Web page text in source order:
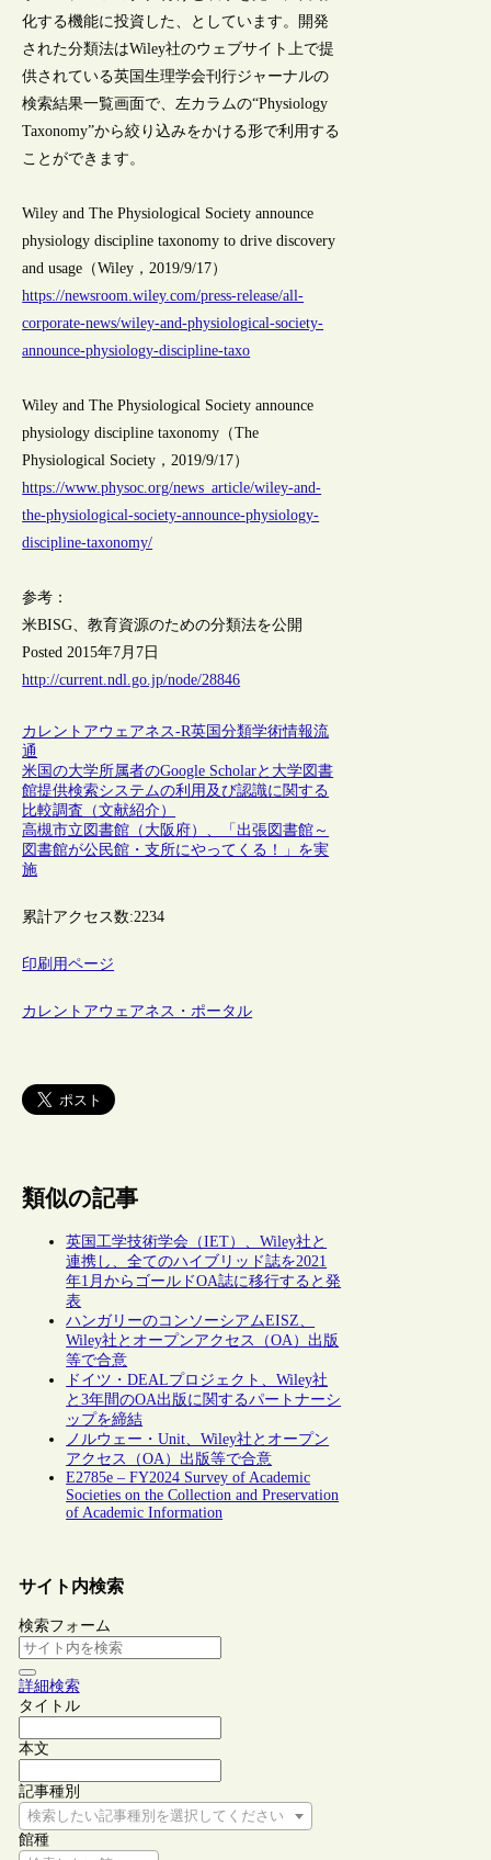
化する機能に投資した、としています。開発
された分類法はWiley社のウェブサイト上で提
供されている英国生理学会刊行ジャーナルの
検索結果一覧画面で、左カラムの“Physiology
Taxonomy”から絞り込みをかける形で利用する
ことができます。
Wiley and The Physiological Society announce
physiology discipline taxonomy to drive discovery
and usage（Wiley，2019/9/17）
https://newsroom.wiley.com/press-release/all-
corporate-news/wiley-and-physiological-society-
announce-physiology-discipline-taxo
Wiley and The Physiological Society announce
physiology discipline taxonomy（The
Physiological Society，2019/9/17）
https://www.physoc.org/news_article/wiley-and-
the-physiological-society-announce-physiology-
discipline-taxonomy/
参考：
米BISG、教育資源のための分類法を公開
Posted 2015年7月7日
http://current.ndl.go.jp/node/28846
カレントアウェアネス-R英国分類学術情報流
通
米国の大学所属者のGoogle Scholarと大学図書
館提供検索システムの利用及び認識に関する
比較調査（文献紹介）
高槻市立図書館（大阪府）、「出張図書館～
図書館が公民館・支所にやってくる！」を実
施
累計アクセス数:2234
印刷用ページ
カレントアウェアネス・ポータル
類似の記事
英国工学技術学会（IET）、Wiley社と
連携し、全てのハイブリッド誌を2021
年1月からゴールドOA誌に移行すると発
表
ハンガリーのコンソーシアムEISZ、
Wiley社とオープンアクセス（OA）出版
等で合意
ドイツ・DEALプロジェクト、Wiley社
と3年間のOA出版に関するパートナーシ
ップを締結
ノルウェー・Unit、Wiley社とオープン
アクセス（OA）出版等で合意
E2785e – FY2024 Survey of Academic
Societies on the Collection and Preservation
of Academic Information
サイト内検索
検索フォーム
詳細検索
タイトル
本文
記事種別
検索したい記事種別を選択してください
館種